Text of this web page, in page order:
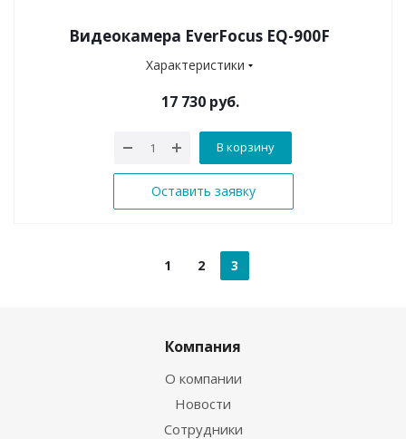
Видеокамера EverFocus EQ-900F
Характеристики
17 730 руб.
В корзину
Оставить заявку
1 2 3
Компания
О компании
Новости
Сотрудники